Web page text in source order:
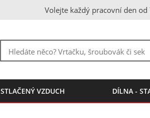
Volejte každý pracovní den
STLAČENÝ VZDUCH DÍLNA -